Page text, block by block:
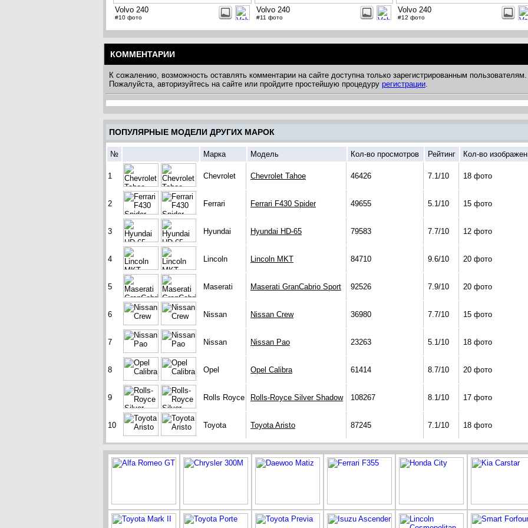
Volvo 240
#10 фото
Volvo 240
#11 фото
Volvo 240
#12 фото
КОММЕНТАРИИ
К сожалению, возможность оставлять комментарии на сайте доступна только зарегистрированным пользователям.
Пожалуйста, авторизуйтесь на сайте или пройдите простейшую процедуру регистрации.
ПОПУЛЯРНЫЕ МОДЕЛИ ДРУГИХ МАРОК
№ Марка Модель Кол-во просмотров Рейтинг Кол-во
1 Chevrolet Chevrolet Tahoe 46426 7.1/10 18 фото
2 Ferrari Ferrari F430 Spider 49655 5.1/10 15 фото
3 Hyundai Hyundai HD-65 79583 7.7/10 12 фото
4 Lincoln Lincoln MKT 84710 9.6/10 20 фото
5 Maserati Maserati GranCabrio Sport 92526 7.9/10 20 фото
6 Nissan Nissan Crew 36980 7.7/10 15 фото
7 Nissan Nissan Pao 23263 5.1/10 18 фото
8 Opel Opel Calibra 61414 8.7/10 20 фото
9 Rolls Royce Rolls-Royce Silver Shadow 108267 8.1/10 17 фото
10 Toyota Toyota Aristo 87245 7.1/10 18 фото